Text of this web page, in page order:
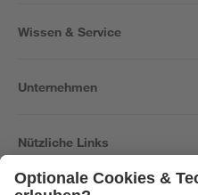
Wissen & Service
Unternehmen
Nützliche Links